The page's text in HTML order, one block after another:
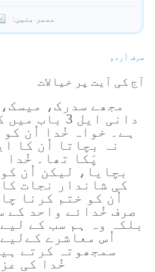
ممبر بنیں:
صرف اُردو
آج کی آیت پر خیالات
مجھے سدرک،
دانی ایل 3
ہے۔ خواہ خُدا اُن
نہ بچاتا اُن کا
پَکا تھا۔ خُدا
بچایا، لیکن اُن
کی شاندار نجات
اُن کو ختم کرنا
صرف خُدائے واحد کے
بلکہ وہ ہم سب کے
اُس معاشرے
سمجھوتہ کرتے
خُدا کی